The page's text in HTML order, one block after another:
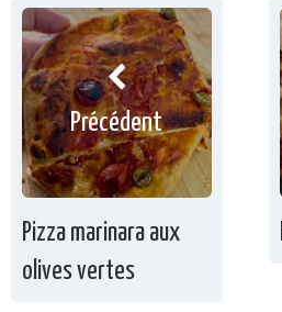
Précédent
Pizza marinara aux
olives vertes